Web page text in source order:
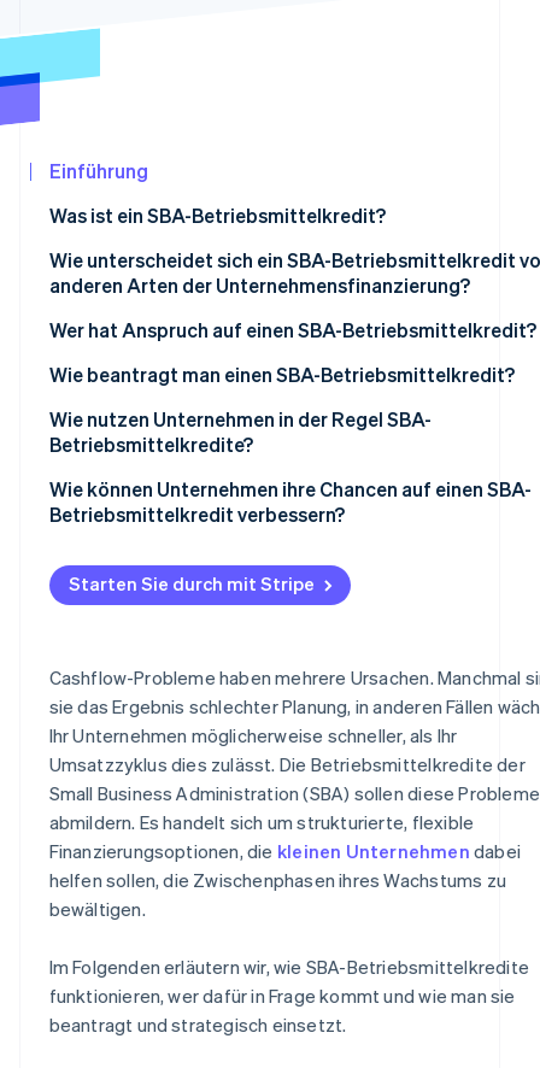
Identity
Online-Identitätsprüfung
Stripe-Sessions 2026
Erfahren Sie, wie Stripe Lösungen für die
Jetzt ansehen
Einführung
Was ist ein SBA-Betriebsmittelkredit?
Wie unterscheidet sich ein SBA-Betriebsmittelkredit
anderen Arten der Unternehmensfinanzierung?
Kosten
Rückzahlungsbedingungen
Qualifizierung
Wer hat Anspruch auf einen SBA-Betriebsmittelkredit?
Typ und Größe des Unternehmens
Verwendung der Mittel
Bestehen des Unternehmens
Weitere Anforderungen
Wie beantragt man einen SBA-Betriebsmittelkredit?
Wählen Sie die richtige SBA-Kreditart
Finden Sie einen von der SBA zugelassenen
Warten Sie auf Genehmigung
Wie nutzen Unternehmen in der Regel SBA-
Betriebsmittelkredite?
Schließen von Liquiditätslücken
Überbrückung von Nebensaisonzeiten
Umsetzung von Marketing- und Wachstumsinitiativen
Erzeugen eines Notfallpuffers
Refinanzierung teurer Schulden
Wie können Unternehmen ihre Chancen auf einen SBA-
Betriebsmittelkredit verbessern?
Erstellen Sie eine spezifische Kreditbegründung
Heben Sie Ihre Erfahrung hervor
Bieten Sie Sicherheiten an, wenn Sie können
Stellen Sie einen Antrag, bevor Sie in eine Krise geraten
Arbeiten Sie mit dem richtigen Kreditgeber zusammen
bitten Sie um Rat
Starten Sie durch mit Stripe
Cashflow-Probleme haben mehrere Ursachen. Manchmal
sie das Ergebnis schlechter Planung, in anderen Fällen
Ihr Unternehmen möglicherweise schneller, als Ihr
Umsatzzyklus dies zulässt. Die Betriebsmittelkredite der
Small Business Administration (SBA) sollen diese Probleme
abmildern. Es handelt sich um strukturierte, flexible
Finanzierungsoptionen, die kleinen Unternehmen dabei
helfen sollen, die Zwischenphasen ihres Wachstums zu
bewältigen.
Im Folgenden erläutern wir, wie SBA-Betriebsmittelkredite
funktionieren, wer dafür in Frage kommt und wie man sie
beantragt und strategisch einsetzt.